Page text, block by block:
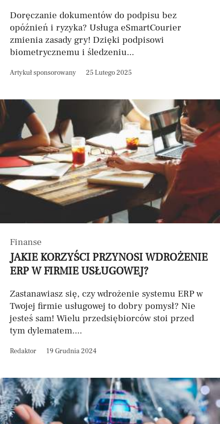
Doręczanie dokumentów do podpisu bez
opóźnień i ryzyka? Usługa eSmartCourier
zmienia zasady gry! Dzięki podpisowi
biometrycznemu i śledzeniu...
Artykuł sponsorowany 25 Lutego 2025
Finanse
JAKIE KORZYŚCI PRZYNOSI WDROŻENIE
ERP W FIRMIE USŁUGOWEJ?
Zastanawiasz się, czy wdrożenie systemu ERP w
Twojej firmie usługowej to dobry pomysł? Nie
jesteś sam! Wielu przedsiębiorców stoi przed
tym dylematem....
Redaktor 19 Grudnia 2024